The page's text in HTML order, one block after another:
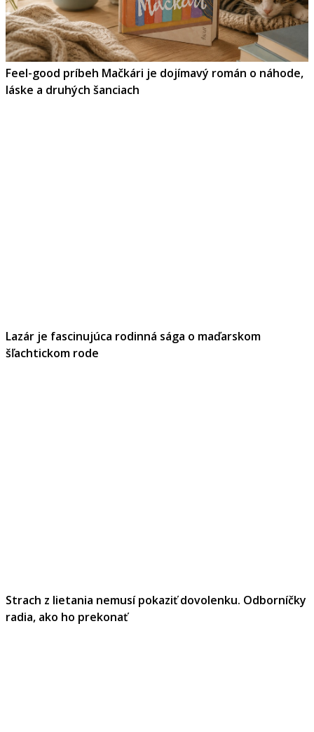
Feel-good príbeh Mačkári je dojímavý román o náhode,
láske a druhých šanciach
Lazár je fascinujúca rodinná sága o maďarskom
šľachtickom rode
Strach z lietania nemusí pokaziť dovolenku. Odborníčky
radia, ako ho prekonať